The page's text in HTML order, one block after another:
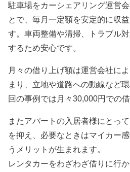
駐車場をカーシェアリング運営
とで、毎月一定額を安定的に収
す。車両整備や清掃、トラブル
するため安心です。
月々の借り上げ額は運営会社に
まり、立地や道路への動線など
回の事例では月々30,000円での
またアパートの入居者様にとっ
を抑え、必要なときはマイカー
うメリットが生まれます。
レンタカーをわざわざ借りに行